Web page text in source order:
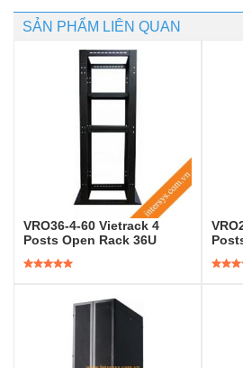
SẢN PHẨM LIÊN QUAN
VRO36-4-60 Vietrack 4
Posts Open Rack 36U